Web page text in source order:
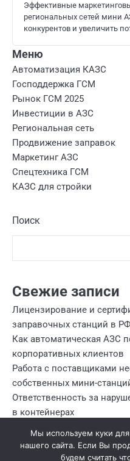
Эффективные
региональных сетей мини
конкурентов и увеличить
Меню
Автоматизация КАЗС
Господдержка ГСМ
Рынок ГСМ 2025
Инвестиции в АЗС
Региональная сеть
Продвижение заправок
Маркетинг АЗС
Спецтехника ГСМ
КАЗС для стройки
Поиск
Свежие записи
Лицензирование и
заправочных станций в РФ
Как автоматическая АЗС
корпоративных клиентов
Работа с поставщиками
собственных мини-
Ответственность за
в контейнерах
собственных мини АЗС
Мы используем куки
нашего сайта. Если Вы
будем считать